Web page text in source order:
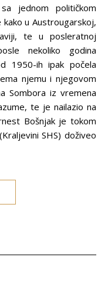
jednom političkom
u Austrougarskoj,
te u posleratnoj
nekoliko godina
1950-ih ipak počela
njemu i njegovom
Sombora iz vremena
te je nailazio na
Bošnjak je tokom
SHS) doživeo